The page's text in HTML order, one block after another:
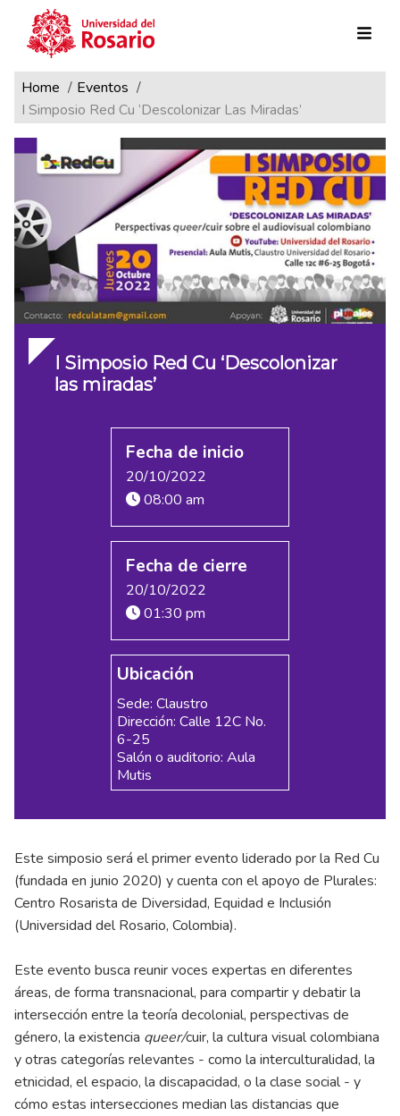
Pasar al contenido principal
Ruta de navegación
Home
Eventos
I Simposio Red Cu ‘Descolonizar Las Miradas’
I Simposio Red Cu ‘Descolonizar
las miradas’
Fecha de inicio
20/10/2022
08:00 am
Fecha de cierre
20/10/2022
01:30 pm
Ubicación
Sede: Claustro
Dirección: Calle 12C No.
6-25
Salón o auditorio: Aula
Mutis
Este simposio será el primer evento liderado por la Red Cu
(fundada en junio 2020) y cuenta con el apoyo de Plurales:
Centro Rosarista de Diversidad, Equidad e Inclusión
(Universidad del Rosario, Colombia).
Este evento busca reunir voces expertas en diferentes
áreas, de forma transnacional, para compartir y debatir la
intersección entre la teoría decolonial, perspectivas de
género, la existencia queer/cuir, la cultura visual colombiana
y otras categorías relevantes - como la interculturalidad, la
etnicidad, el espacio, la discapacidad, o la clase social - y
cómo estas intersecciones median las distancias que